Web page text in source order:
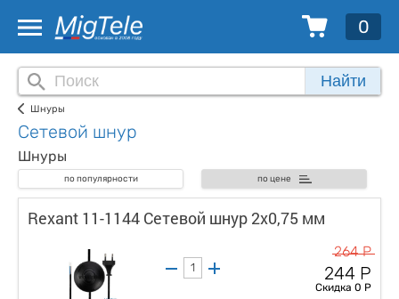
0
Найти
Шнуры
Сетевой шнур
Шнуры
по популярности по цене
Rexant 11-1144 Сетевой шнур 2х0,75 мм
264 Р
244 Р
Скидка 0 Р